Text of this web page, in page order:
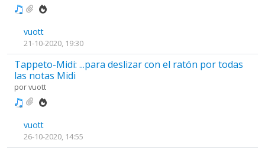
vuott
21-10-2020, 19:30
Tappeto-Midi: ...para deslizar con el ratón por todas
las notas Midi
porvuott
vuott
26-10-2020, 14:55